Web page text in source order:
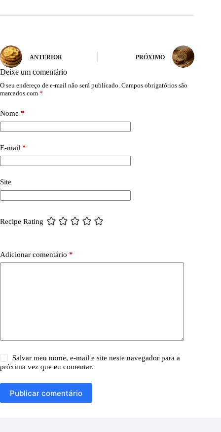
ANTERIOR PRÓXIMO
Deixe um comentário
O seu endereço de e-mail não será publicado. Campos obrigatórios são
marcados com *
Nome *
E-mail *
Site
Recipe Rating
Adicionar comentário *
Salvar meu nome, e-mail e site neste navegador para a
próxima vez que eu comentar.
Publicar comentário